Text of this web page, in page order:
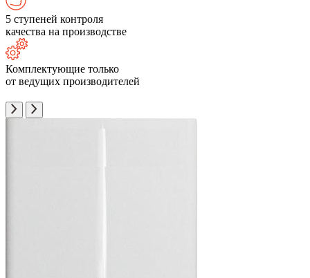
5 ступеней контроля
качества на производстве
Комплектующие только
от ведущих производителей